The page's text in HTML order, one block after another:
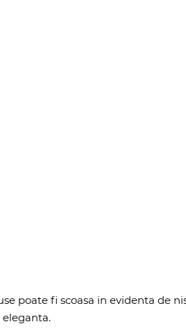
poate fi scoasa in evidenta de